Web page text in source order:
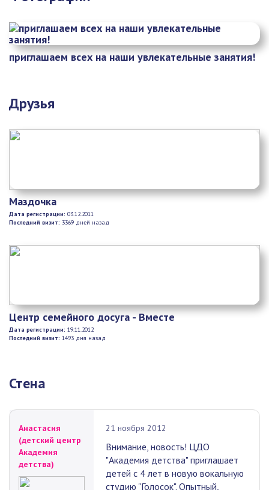
приглашаем всех на наши увлекательные занятия!
Друзья
Маздочка
Дата регистрации: 03.12.2011
Последний визит: 3369 дней назад
Центр семейного досуга - Вместе
Дата регистрации: 19.11.2012
Последний визит: 1493 дня назад
Стена
Анастасия
(детский центр
Академия
детства)
21 ноября 2012
Внимание, новость! ЦДО
"Академия детства" приглашает
детей с 4 лет в новую вокальную
студию "Голосок". Опытный,